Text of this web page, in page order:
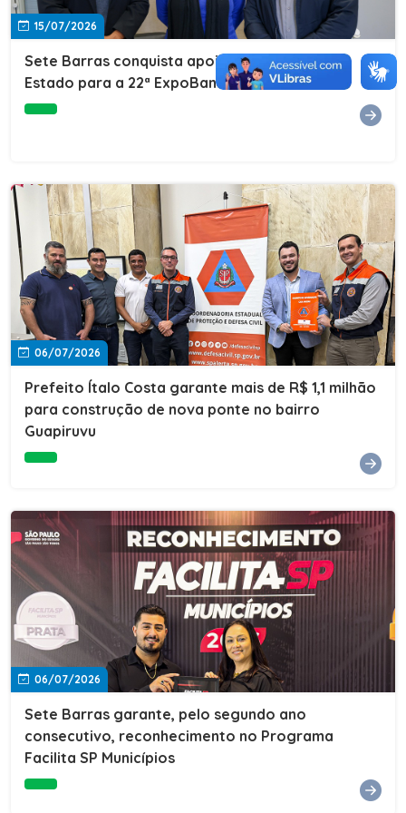
15/07/2026
Sete Barras conquista apoio do Governo do
Estado para a 22ª ExpoBanana
06/07/2026
Prefeito Ítalo Costa garante mais de R$ 1,1 milhão
para construção de nova ponte no bairro
Guapiruvu
06/07/2026
Sete Barras garante, pelo segundo ano
consecutivo, reconhecimento no Programa
Facilita SP Municípios